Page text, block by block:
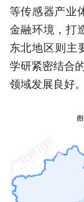
等传感器产业
金融环境，打
东北地区则主
学研紧密结合
领域发展良好。